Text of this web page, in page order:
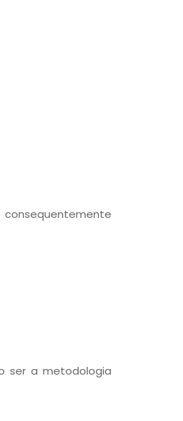
consequentemente
ser a metodologia